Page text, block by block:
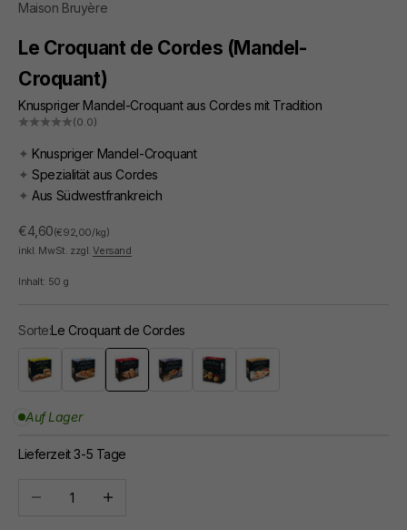
Maison Bruyère
Le Croquant de Cordes (Mandel-
Croquant)
Knuspriger Mandel-Croquant aus Cordes mit Tradition
(0.0)
✦ Knuspriger Mandel-Croquant
✦ Spezialität aus Cordes
✦ Aus Südwestfrankreich
Angebot
€4,60(€92,00/kg)
inkl. MwSt. zzgl.Versand
Inhalt: 50 g
Sorte:Le Croquant de Cordes
Biscuits Amandes Citron
Croustillant Caramel au Beurre Salé
Le Croquant de Cordes
Le Fondant Croustillant à la violette
Le Petit BiscuitMacarons Aprikose / Vanille
Auf Lager
Lieferzeit 3-5 Tage
Anzahl verringernAnzahl erhöhen